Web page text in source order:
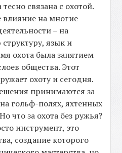
связана с охотой.
влияние на многие
– на
язык и
охота была занятием
общества. Этот
охоту и сегодня.
принимаются за
гольф-полях, яхтенных
что за охота без ружья?
инструмент, это
создание которого